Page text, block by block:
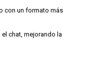
con un formato más
chat, mejorando la